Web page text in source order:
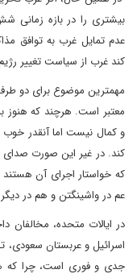
بیشتری را در بازه زمانی
عدم تمایل غرب به توافق
کند غرب از سیاست تغییر
مهمترین موضوع برای دو
معتبر است. هرچند که هنوز
و کمال نیست اما آنقدر خوب
کند. در غیر این صورت صدای
که خواستار اجرای آن هستند
عم در واشینگتن و هم در
در ایالات متحده، مخالفان
اسرائیل و عربستان
جدی و فوری است، چرا که